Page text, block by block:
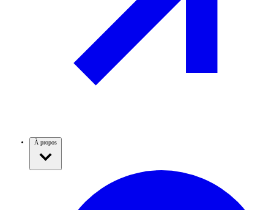
À propos